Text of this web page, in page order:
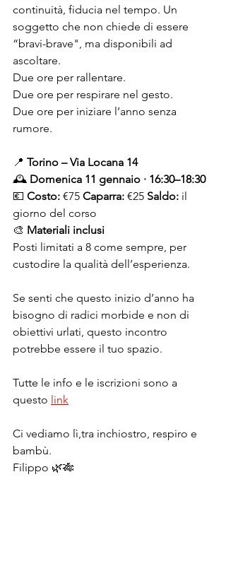
continuità, fiducia nel tempo. Un
soggetto che non chiede di essere
“bravi-brave", ma disponibili ad
ascoltare.
Due ore per rallentare.
Due ore per respirare nel gesto.
Due ore per iniziare l’anno senza
rumore.
📍 Torino – Via Locana 14
🕰 Domenica 11 gennaio · 16:30–18:30
💶 Costo: €75 Caparra: €25 Saldo: il
giorno del corso
🎨 Materiali inclusi
Posti limitati a 8 come sempre, per
custodire la qualità dell’esperienza.
Se senti che questo inizio d’anno ha
bisogno di radici morbide e non di
obiettivi urlati, questo incontro
potrebbe essere il tuo spazio.
Tutte le info e le iscrizioni sono a
questo link
Ci vediamo lì,tra inchiostro, respiro e
bambù.
Filippo 🌿🎋